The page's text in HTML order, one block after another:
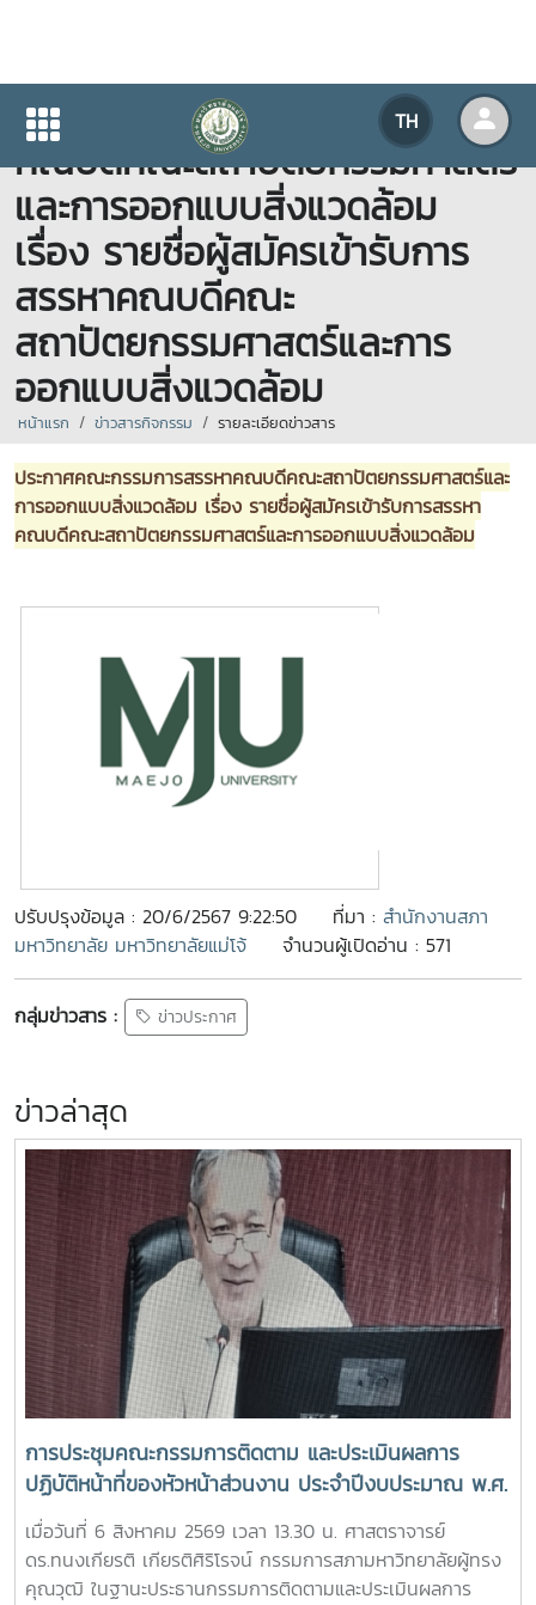
TH
ประกาศคณะกรรมการสรรหา
คณบดีคณะสถาปัตยกรรมศาสตร์
และการออกแบบสิ่งแวดล้อม
เรื่อง รายชื่อผู้สมัครเข้ารับการ
สรรหาคณบดีคณะ
สถาปัตยกรรมศาสตร์และการ
ออกแบบสิ่งแวดล้อม
หน้าแรก ข่าวสารกิจกรรม รายละเอียดข่าวสาร
ประกาศคณะกรรมการสรรหาคณบดีคณะสถาปัตยกรรมศาสตร์และ
การออกแบบสิ่งแวดล้อม เรื่อง รายชื่อผู้สมัครเข้ารับการสรรหา
คณบดีคณะสถาปัตยกรรมศาสตร์และการออกแบบสิ่งแวดล้อม
ปรับปรุงข้อมูล : 20/6/2567 9:22:50 ที่มา : สำนักงานสภา
มหาวิทยาลัย มหาวิทยาลัยแม่โจ้
จำนวนผู้เปิดอ่าน : 571
กลุ่มข่าวสาร : ข่าวประกาศ
ข่าวล่าสุด
การประชุมคณะกรรมการติดตาม และประเมินผลการ
ปฏิบัติหน้าที่ของหัวหน้าส่วนงาน ประจำปีงบประมาณ พ.ศ.
2569 ครั้งที่ 3/2569
เมื่อวันที่ 6 สิงหาคม 2569 เวลา 13.30 น. ศาสตราจารย์
ดร.ทนงเกียรติ เกียรติศิริโรจน์ กรรมการสภามหาวิทยาลัยผู้ทรง
คุณวุฒิ ในฐานะประธานกรรมการติดตามและประเมินผลการ